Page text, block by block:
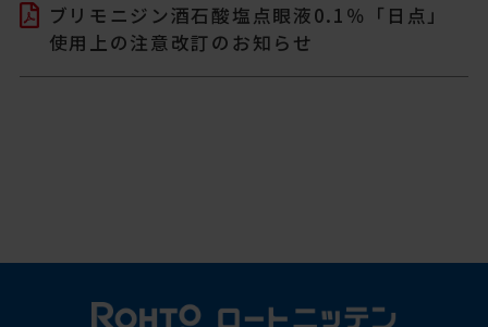
ブリモニジン酒石酸塩点眼液0.1％「日点」
使用上の注意改訂のお知らせ